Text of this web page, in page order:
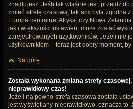
znajdujesz. Jeśli tak właśnie jest, przejdź
zmień strefę czasową, tak aby była zgodna
Europa centralna, Afryka, czy Nowa
jak i większości ustawień, może zostać
zarejestrowanych użytkowników. Jeżeli nie
użytkownikiem – teraz jest dobry moment,
Na górę
Została wykonana zmiana strefy
nieprawidłowy czas!
Jeżeli na pewno strefa czasowa została
jest wyświetlany nieprawidłowo, oznacza to,